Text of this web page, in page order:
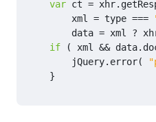
var ct = xhr.
xml = type ===
data = xml ?
if
( xml && data.
jQuery. error(
}